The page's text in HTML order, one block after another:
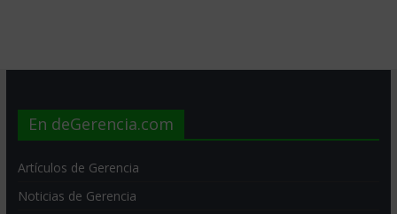
En deGerencia.com
Artículos de Gerencia
Noticias de Gerencia